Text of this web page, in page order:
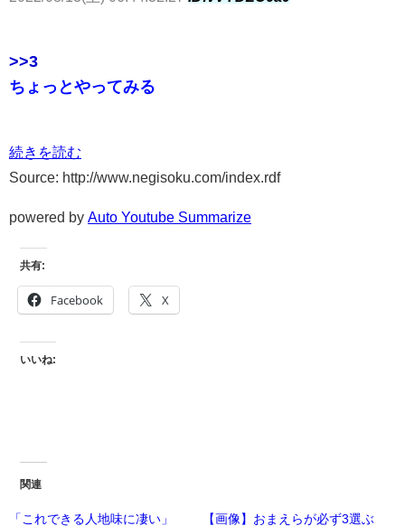
>>3
ちょっとやってみる
続きを読む
Source: http://www.negisoku.com/index.rdf
powered by Auto Youtube Summarize
共有:
Facebook X
いいね:
関連
「これできる人地味に凄い」
【画像】おまえらが必ず3選ぶ